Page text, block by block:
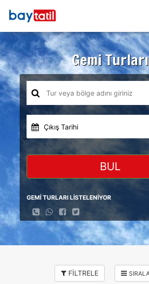
Gemi Turları
Çıkış Tarihi
BUL
GEMİ TURLARI LİSTELENİYOR
FİLTRELE